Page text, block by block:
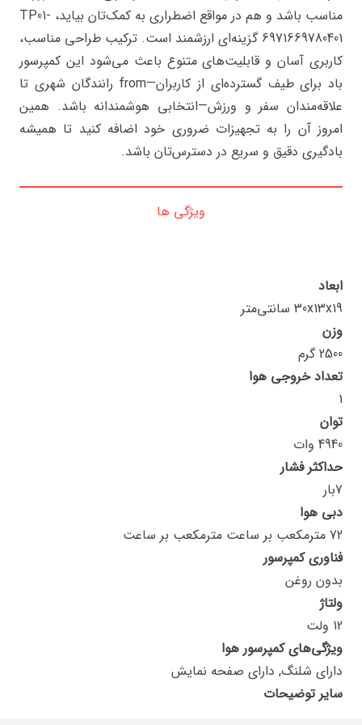
مناسب باشد و هم در مواقع اضطراری به کمک‌تان بیاید، TP01-
6971669780401 گزینه‌ای ارزشمند است. ترکیب طراحی مناسب،
کاربری آسان و قابلیت‌های متنوع باعث می‌شود این کمپرسور
باد برای طیف گسترده‌ای از کاربران—from رانندگان شهری تا
علاقه‌مندان سفر و ورزش—انتخابی هوشمندانه باشد. همین
امروز آن را به تجهیزات ضروری خود اضافه کنید تا همیشه
بادگیری دقیق و سریع در دسترس‌تان باشد.
ویژگی ها
ابعاد
30x13x19 سانتی‌متر
وزن
2500 گرم
تعداد خروجی هوا
1
توان
4940 وات
حداکثر فشار
7بار
دبی هوا
72 مترمکعب بر ساعت مترمکعب بر ساعت
فناوری کمپرسور
بدون روغن
ولتاژ
12 ولت
ویژگی‌های کمپرسور هوا
دارای شلنگ, دارای صفحه نمایش
سایر توضیحات